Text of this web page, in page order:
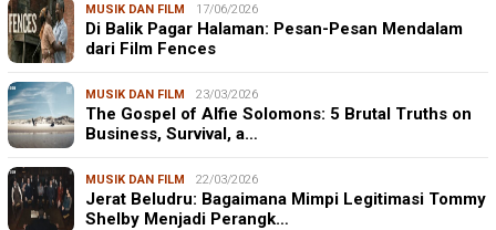
MUSIK DAN FILM 17/06/2026
Di Balik Pagar Halaman: Pesan-Pesan Mendalam
dari Film Fences
MUSIK DAN FILM 23/03/2026
The Gospel of Alfie Solomons: 5 Brutal Truths on
Business, Survival, a…
MUSIK DAN FILM 22/03/2026
Jerat Beludru: Bagaimana Mimpi Legitimasi Tommy
Shelby Menjadi Perangk…